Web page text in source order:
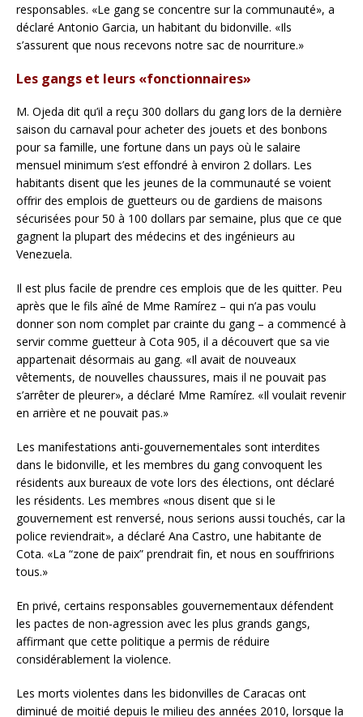
responsables. «Le gang se concentre sur la communauté», a
déclaré Antonio Garcia, un habitant du bidonville. «Ils
s’assurent que nous recevons notre sac de nourriture.»
Les gangs et leurs «fonctionnaires»
M. Ojeda dit qu’il a reçu 300 dollars du gang lors de la dernière
saison du carnaval pour acheter des jouets et des bonbons
pour sa famille, une fortune dans un pays où le salaire
mensuel minimum s’est effondré à environ 2 dollars. Les
habitants disent que les jeunes de la communauté se voient
offrir des emplois de guetteurs ou de gardiens de maisons
sécurisées pour 50 à 100 dollars par semaine, plus que ce que
gagnent la plupart des médecins et des ingénieurs au
Venezuela.
Il est plus facile de prendre ces emplois que de les quitter. Peu
après que le fils aîné de Mme Ramírez – qui n’a pas voulu
donner son nom complet par crainte du gang – a commencé à
servir comme guetteur à Cota 905, il a découvert que sa vie
appartenait désormais au gang. «Il avait de nouveaux
vêtements, de nouvelles chaussures, mais il ne pouvait pas
s’arrêter de pleurer», a déclaré Mme Ramírez. «Il voulait revenir
en arrière et ne pouvait pas.»
Les manifestations anti-gouvernementales sont interdites
dans le bidonville, et les membres du gang convoquent les
résidents aux bureaux de vote lors des élections, ont déclaré
les résidents. Les membres «nous disent que si le
gouvernement est renversé, nous serions aussi touchés, car la
police reviendrait», a déclaré Ana Castro, une habitante de
Cota. «La “zone de paix” prendrait fin, et nous en souffririons
tous.»
En privé, certains responsables gouvernementaux défendent
les pactes de non-agression avec les plus grands gangs,
affirmant que cette politique a permis de réduire
considérablement la violence.
Les morts violentes dans les bidonvilles de Caracas ont
diminué de moitié depuis le milieu des années 2010, lorsque la